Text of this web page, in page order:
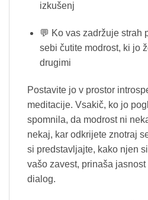
izkušenj
💬 Ko vas zadržuje strah
sebi čutite modrost, ki jo
drugimi
Postavite jo v prostor
meditacije. Vsakič, ko jo
spomnila, da modrost ni
nekaj, kar odkrijete znotraj
si predstavljajte, kako njen
vašo zavest, prinaša
dialog.